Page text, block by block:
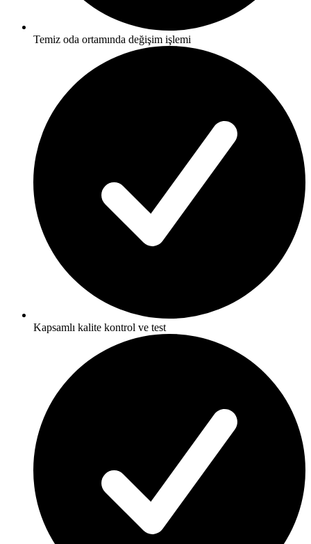
Temiz oda ortamında değişim işlemi
Kapsamlı kalite kontrol ve test